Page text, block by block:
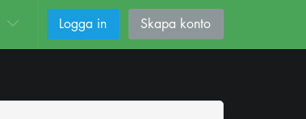
Logga in Skapa konto